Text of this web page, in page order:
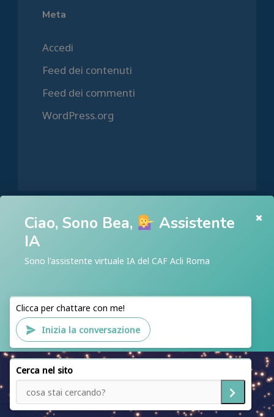
Meta
Accedi
Feed dei contenuti
Feed dei commenti
WordPress.org
HOME
CHI SIAMO
ACLI RIETI
CAF ACLI ROMA
PATRONATO ACLI ROMA
SEDI
SERVIZI
NOTIZIE
Ciao, Sono Bea,
Assistente
IA
Sono l'assistente virtuale IA del CAF Acli Roma
Clicca per chattare con me!
Inizia la conversazione
Cerca nel sito